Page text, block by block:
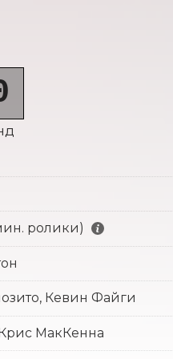
ролики)
Кевин Файги
МакКенна